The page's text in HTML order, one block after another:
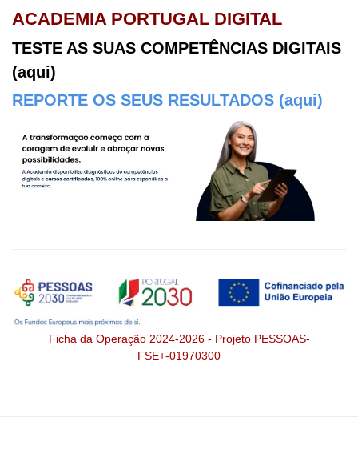
ACADEMIA PORTUGAL DIGITAL
TESTE AS SUAS COMPETÊNCIAS DIGITAIS
(aqui)
REPORTE OS SEUS RESULTADOS (aqui)
Ficha da Operação 2024-2026 - Projeto PESSOAS-
FSE+-01970300